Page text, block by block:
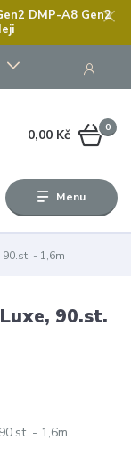
DMP-A8 Gen2
Menu
0
0,00 Kč
- 1,6m
90.st.